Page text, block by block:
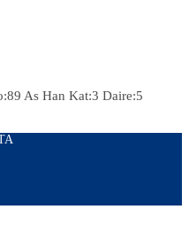
As Han Kat:3 Daire:5